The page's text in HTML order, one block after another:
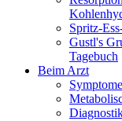
Spritz-
Gustl's
Tagebuch
Beim Arzt
Symptome